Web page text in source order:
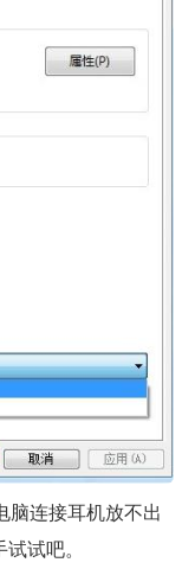
脑连接耳机放不出
试吧。